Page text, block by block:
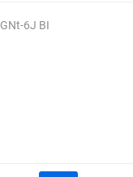
GNt-6J BI